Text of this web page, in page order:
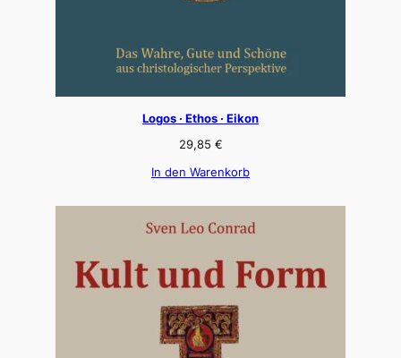
Logos · Ethos · Eikon
29,85 €
In den Warenkorb